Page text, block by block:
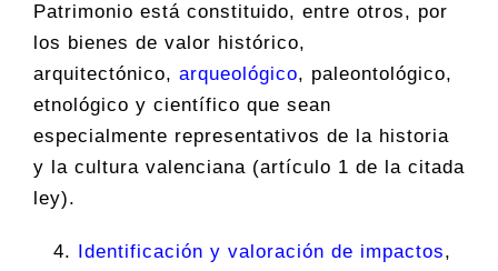
Patrimonio está constituido, entre otros, por
los bienes de valor histórico,
arquitectónico, arqueológico, paleontológico,
etnológico y científico que sean
especialmente representativos de la historia
y la cultura valenciana (artículo 1 de la citada
ley).
Identificación y valoración de impactos,